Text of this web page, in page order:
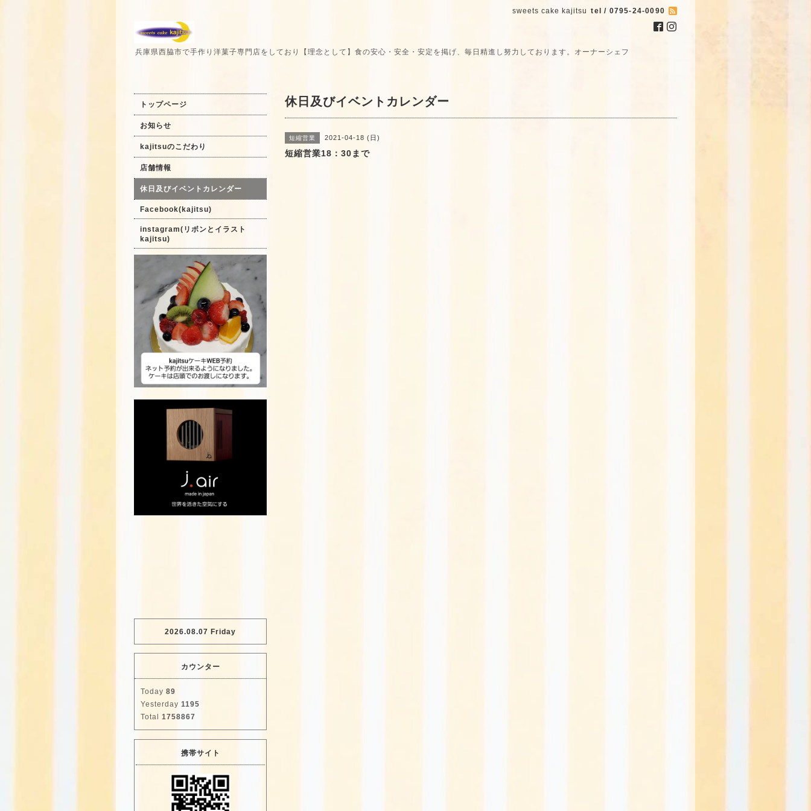
sweets cake kajitsu tel / 0795-24-0090
兵庫県西脇市で手作り洋菓子専門店をしており【理念として】食の安心・安全・安定を掲げ、毎日精進し努力しております。オーナーシェフ
休日及びイベントカレンダー
短縮営業 2021-04-18 (日)
短縮営業18：30まで
トップページ
お知らせ
kajitsuのこだわり
店舗情報
休日及びイベントカレンダー
Facebook(kajitsu)
instagram(リボンとイラスト
kajitsu)
2026.08.07 Friday
カウンター
Today 89
Yesterday 1195
Total 1758867
携帯サイト